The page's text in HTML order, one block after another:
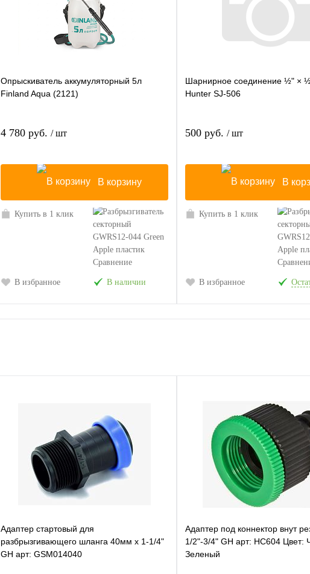
Опрыскиватель аккумуляторный 5л
Finland Aqua (2121)
4 780 руб. / шт
В корзину
Купить в 1 клик
Сравнение
В избранное В наличии
Шарнирное соединение ½" ×
Hunter SJ-506
500 руб. / шт
В
Купить в 1 клик
В избранное
Адаптер стартовый для
разбрызгивающего шланга 40мм х 1-1/4"
GH арт: GSM014040
Адаптер под коннектор внут
1/2"-3/4" GH арт: HC604 Цвет:
Зеленый